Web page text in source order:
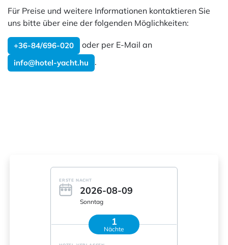
Für Preise und weitere Informationen kontaktieren Sie
uns bitte über eine der folgenden Möglichkeiten:
+36-84/696-020 oder per E-Mail an
info@hotel-yacht.hu .
ERSTE NACHT
2026-08-09
Sonntag
1
Nächte